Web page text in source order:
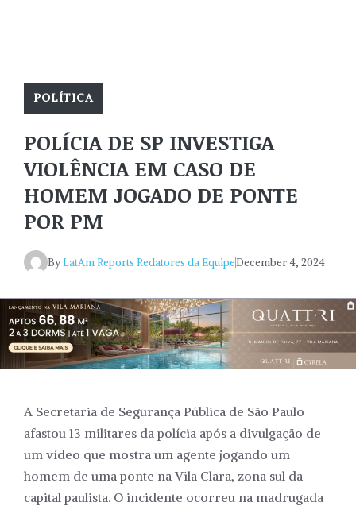
POLÍTICA
POLÍCIA DE SP INVESTIGA
VIOLÊNCIA EM CASO DE
HOMEM JOGADO DE PONTE
POR PM
ByLatAm Reports Redatores da EquipeDecember 4, 2024
A Secretaria de Segurança Pública de São Paulo
afastou 13 militares da polícia após a divulgação de
um vídeo que mostra um agente jogando um
homem de uma ponte na Vila Clara, zona sul da
capital paulista. O incidente ocorreu na madrugada